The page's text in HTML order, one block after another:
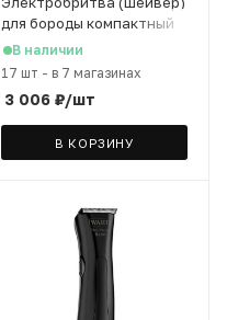
для бороды компактный
В наличии
17 шт - в 7 магазинах
3 006 ₽/шт
В КОРЗИНУ